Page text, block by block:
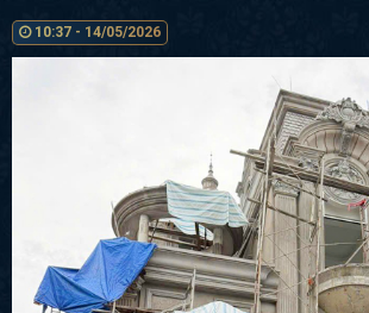
10:37 - 14/05/2026